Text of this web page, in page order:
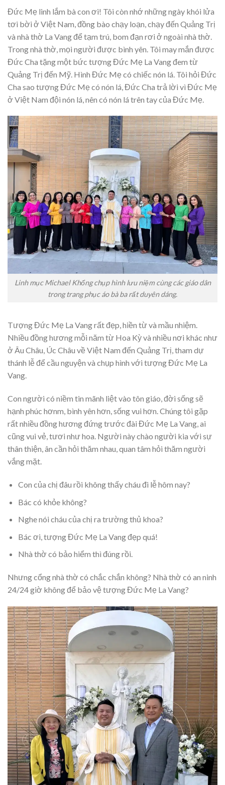
Đức Mẹ linh lắm bà con ơi! Tôi còn nhớ những ngày khói lửa
tơi bời ở Việt Nam, đồng bào chạy loạn, chạy đến Quảng Trị
và nhà thờ La Vang để tạm trú, bom đạn rơi ở ngoài nhà thờ.
Trong nhà thờ, mọi người được bình yên. Tôi may mắn được
Đức Cha tặng một bức tượng Đức Mẹ La Vang đem từ
Quảng Trị đến Mỹ. Hình Đức Mẹ có chiếc nón lá. Tôi hỏi Đức
Cha sao tượng Đức Mẹ có nón lá, Đức Cha trả lời vì Đức Mẹ
ở Việt Nam đội nón lá, nên có nón lá trên tay của Đức Mẹ.
Linh mục Michael Khổng chụp hình lưu niệm cùng các giáo dân
trong trang phục áo bà ba rất duyên dáng.
Tượng Đức Mẹ La Vang rất đẹp, hiền từ và mầu nhiệm.
Nhiều đồng hương mỗi năm từ Hoa Kỳ và nhiều nơi khác như
ở Âu Châu, Úc Châu về Việt Nam đến Quảng Trị, tham dự
thánh lễ để cầu nguyện và chụp hình với tượng Đức Mẹ La
Vang.
Con người có niềm tin mãnh liệt vào tôn giáo, đời sống sẽ
hạnh phúc hơnm, bình yên hơn, sống vui hơn. Chúng tôi gặp
rất nhiều đồng hương đứng trước đài Đức Mẹ La Vang, ai
cũng vui vẻ, tươi như hoa. Người này chào người kia với sự
thân thiện, ân cần hỏi thăm nhau, quan tâm hỏi thăm người
vắng mặt.
Con của chị đâu rồi không thấy cháu đi lễ hôm nay?
Bác có khỏe không?
Nghe nói cháu của chị ra trường thủ khoa?
Bác ơi, tượng Đức Mẹ La Vang đẹp quá!
Nhà thờ có bảo hiểm thì đúng rồi.
Nhưng cổng nhà thờ có chắc chắn không? Nhà thờ có an ninh
24/24 giờ không để bảo vệ tượng Đức Mẹ La Vang?